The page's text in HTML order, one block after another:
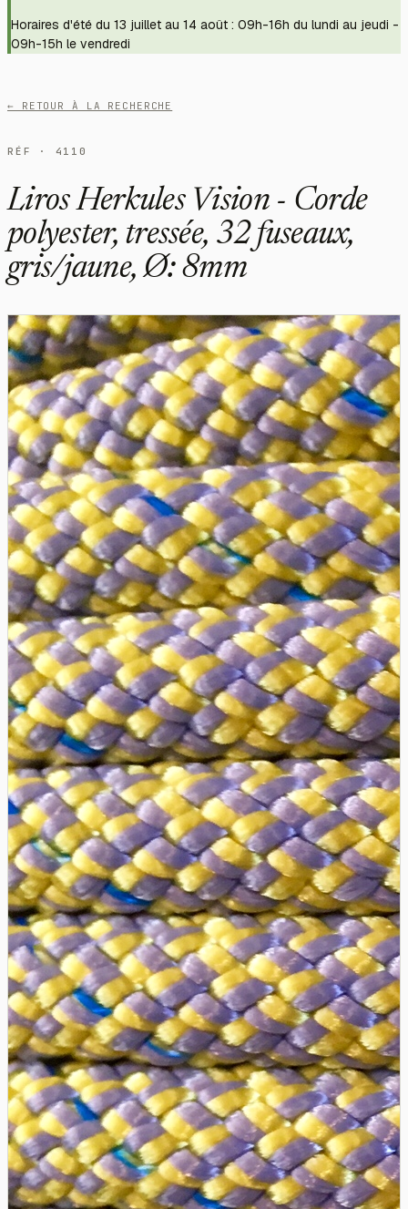
Horaires d'été du 13 juillet au 14 août : 09h-16h du lundi au jeudi -
09h-15h le vendredi
← RETOUR À LA RECHERCHE
RÉF · 4110
Liros Herkules Vision - Corde
polyester, tressée, 32 fuseaux,
gris/jaune, Ø: 8mm